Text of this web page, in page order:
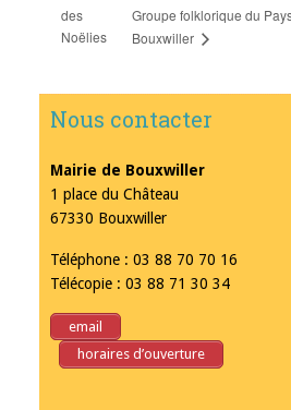
des
Noëlies
Groupe folklorique du
Bouxwiller
Nous contacter
Mairie de Bouxwiller
1 place du Château
67330 Bouxwiller
Téléphone : 03 88 70 70 16
Télécopie : 03 88 71 30 34
email
horaires d’ouverture